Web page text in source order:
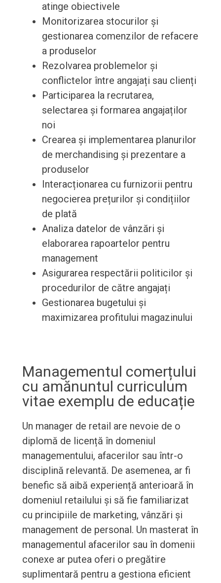
atinge obiectivele
Monitorizarea stocurilor și
gestionarea comenzilor de refacere
a produselor
Rezolvarea problemelor și
conflictelor între angajați sau clienți
Participarea la recrutarea,
selectarea și formarea angajaților
noi
Crearea și implementarea planurilor
de merchandising și prezentare a
produselor
Interacționarea cu furnizorii pentru
negocierea prețurilor și condițiilor
de plată
Analiza datelor de vânzări și
elaborarea rapoartelor pentru
management
Asigurarea respectării politicilor și
procedurilor de către angajați
Gestionarea bugetului și
maximizarea profitului magazinului
Managementul comerțului
cu amănuntul curriculum
vitae exemplu de educație
Un manager de retail are nevoie de o
diplomă de licență în domeniul
managementului, afacerilor sau într-o
disciplină relevantă. De asemenea, ar fi
benefic să aibă experiență anterioară în
domeniul retailului și să fie familiarizat
cu principiile de marketing, vânzări și
management de personal. Un masterat în
managementul afacerilor sau în domenii
conexe ar putea oferi o pregătire
suplimentară pentru a gestiona eficient